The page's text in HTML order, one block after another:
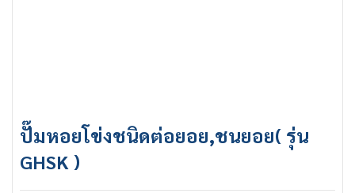
ปั๊มหอยโข่งชนิดต่อยอย,ชนยอย( รุ่น
GHSK )